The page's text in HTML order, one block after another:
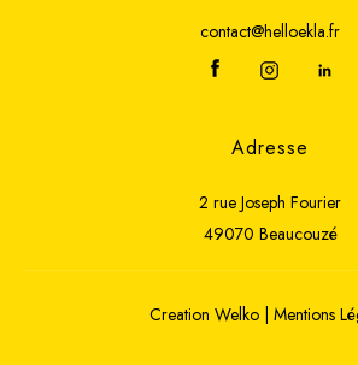
Adresse
2 rue Joseph Fourier
49070 Beaucouzé
contact@helloekla.fr
Creation Welko| Mentions